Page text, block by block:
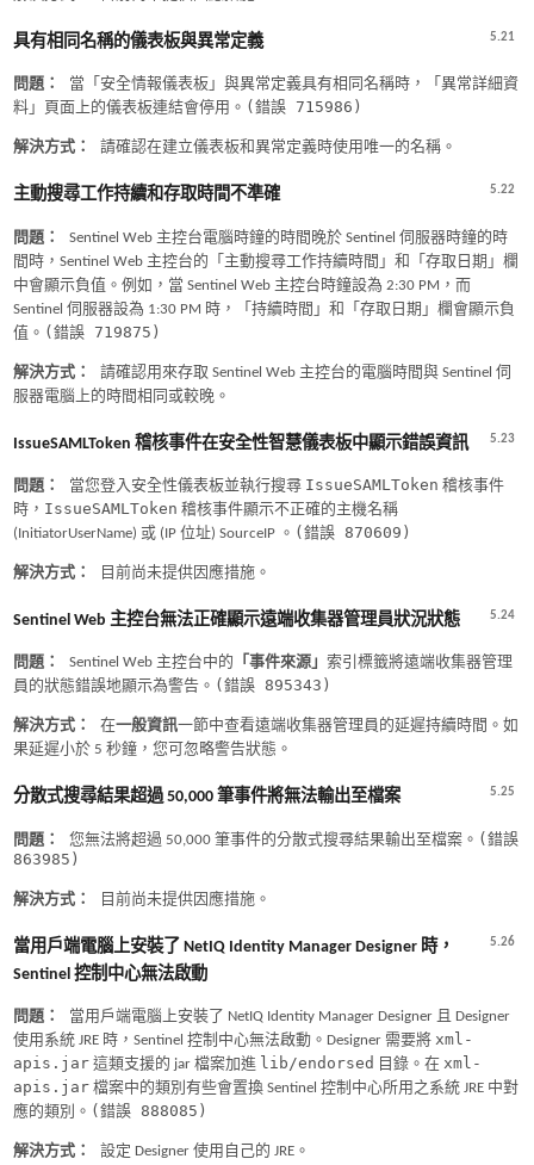
5.21
具有相同名稱的儀表板與異常定義
問題：
當「安全情報儀表板」與異常定義具有相同名稱時，「異常詳細資
料」頁面上的儀表板連結會停用。 (錯誤 715986)
解決方式： 請確認在建立儀表板和異常定義時使用唯一的名稱。
5.22
主動搜尋工作持續和存取時間不準確
問題：
Sentinel Web 主控台電腦時鐘的時間晚於 Sentinel 伺服器時鐘的時
間時，Sentinel Web 主控台的「主動搜尋工作持續時間」和「存取日期」欄
中會顯示負值。例如，當 Sentinel Web 主控台時鐘設為 2:30 PM，而
Sentinel 伺服器設為 1:30 PM 時，「持續時間」和「存取日期」欄會顯示負
值。 (錯誤 719875)
解決方式：
請確認用來存取 Sentinel Web 主控台的電腦時間與 Sentinel 伺
服器電腦上的時間相同或較晚。
5.23
IssueSAMLToken 稽核事件在安全性智慧儀表板中顯示錯誤資訊
問題： 當您登入安全性儀表板並執行搜尋 IssueSAMLToken 稽核事件
時， IssueSAMLToken 稽核事件顯示不正確的主機名稱
(InitiatorUserName) 或 (IP 位址) SourceIP 。 (錯誤 870609)
解決方式： 目前尚未提供因應措施。
5.24
Sentinel Web 主控台無法正確顯示遠端收集器管理員狀況狀態
問題： Sentinel Web 主控台中的 「事件來源」索引標籤將遠端收集器管理
員的狀態錯誤地顯示為警告。 (錯誤 895343)
解決方式： 在一般資訊一節中查看遠端收集器管理員的延遲持續時間。如
果延遲小於 5 秒鐘，您可忽略警告狀態。
5.25
分散式搜尋結果超過 50,000 筆事件將無法輸出至檔案
問題： 您無法將超過 50,000 筆事件的分散式搜尋結果輸出至檔案。 (錯誤
863985)
解決方式： 目前尚未提供因應措施。
5.26
當用戶端電腦上安裝了 NetIQ Identity Manager Designer 時，
Sentinel 控制中心無法啟動
問題：
當用戶端電腦上安裝了 NetIQ Identity Manager Designer 且 Designer
使用系統 JRE 時，Sentinel 控制中心無法啟動。Designer 需要將xml-
apis.jar 這類支援的 jar 檔案加進 lib/endorsed 目錄。在xml-
apis.jar 檔案中的類別有些會置換 Sentinel 控制中心所用之系統 JRE 中對
應的類別。 (錯誤 888085)
解決方式： 設定 Designer 使用自己的 JRE。